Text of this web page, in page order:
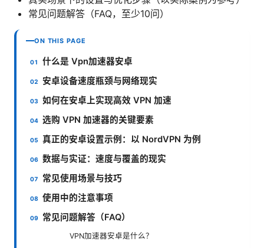
常见问题解答（FAQ，至少10问）
ON THIS PAGE
什么是 Vpn加速器安卓
安卓设备速度瓶颈与网络现实
如何在安卓上实现高效 VPN 加速
选购 VPN 加速器的关键要素
真正的安卓设置示例：以 NordVPN 为例
数据与实证：速度与覆盖的现实
常见使用场景与技巧
使用中的注意事项
常见问题解答（FAQ）
VPN加速器安卓是什么？